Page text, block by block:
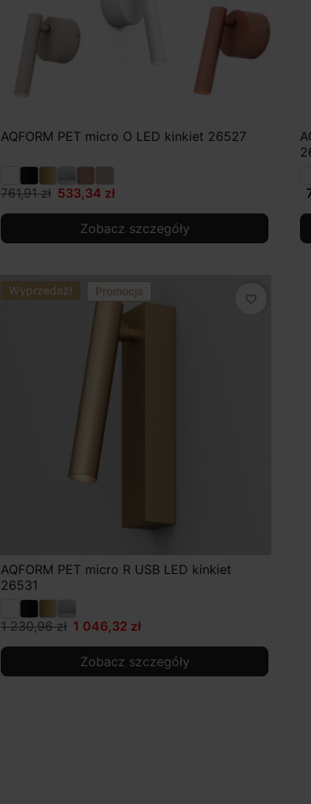
AQFORM PET micro O LED kinkiet 26527
761,91 zł 533,34 zł
Zobacz szczegóły
Wyprzedaż! Promocja
favorite_border
AQFORM PET micro R USB LED kinkiet
26531
1 230,96 zł 1 046,32 zł
Zobacz szczegóły